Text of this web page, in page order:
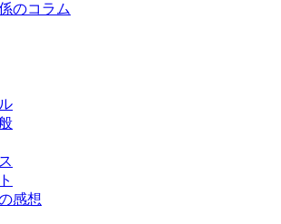
のコラム
感想